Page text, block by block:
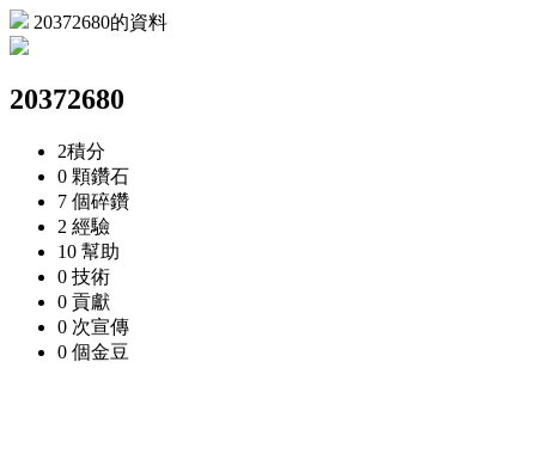
20372680的資料
20372680
2積分
0 顆鑽石
7 個碎鑽
2 經驗
10 幫助
0 技術
0 貢獻
0 次宣傳
0 個金豆